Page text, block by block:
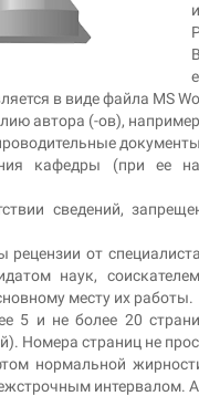
в виде файла MS
автора (-ов),
кафедры (при ее
сведений,
от
наук,
месту их работы.
5 и не более 20
Номера страниц не
нормальной
интервалом.